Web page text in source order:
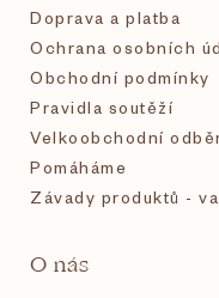
Doprava a platba
Ochrana osobních
Obchodní podmínky
Pravidla soutěží
Velkoobchodní
Pomáháme
Závady produktů -
O nás